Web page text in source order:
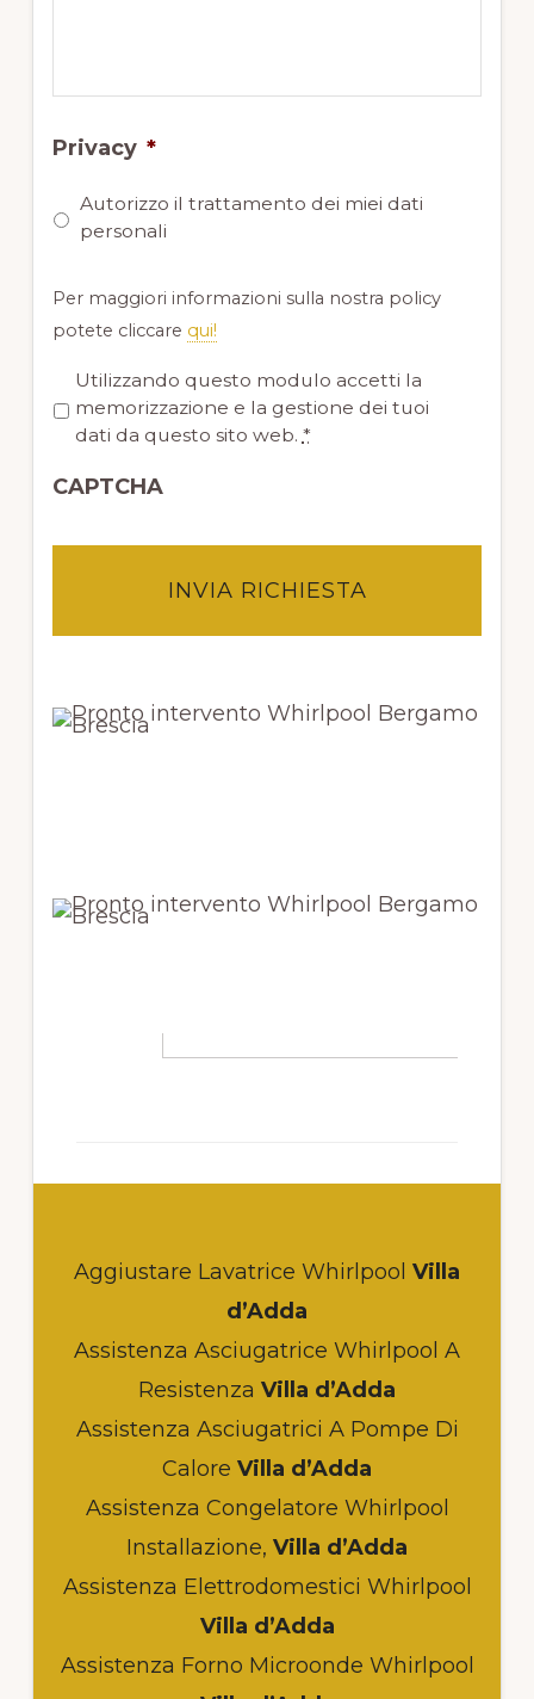
Privacy *
Autorizzo il trattamento dei miei dati
personali
Per maggiori informazioni sulla nostra policy
potete cliccare qui!
r
a
y
Utilizzando questo modulo accetti la
memorizzazione e la gestione dei tuoi
dati da questo sito web. *
CAPTCHA
Aggiustare Lavatrice Whirlpool Villa
d’Adda
Assistenza Asciugatrice Whirlpool A
Resistenza Villa d’Adda
Assistenza Asciugatrici A Pompe Di
Calore Villa d’Adda
Assistenza Congelatore Whirlpool
Installazione, Villa d’Adda
Assistenza Elettrodomestici Whirlpool
Villa d’Adda
Assistenza Forno Microonde Whirlpool